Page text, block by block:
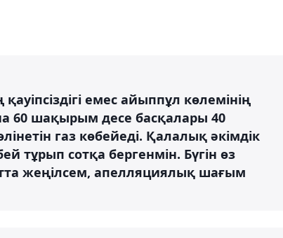
емес айыппұл көлемінің
60 шақырым десе басқалары 40
газ көбейеді. Қалалық әкімдік
тұрып сотқа бергенмін. Бүгін өз
жеңілсем, апелляциялық шағым